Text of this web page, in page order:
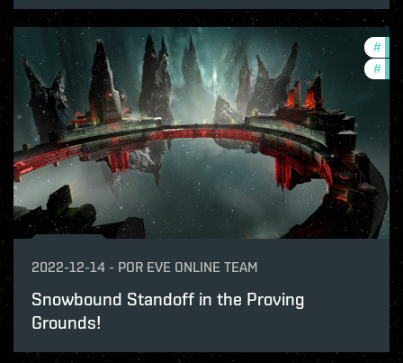
# pvp
#
2022-12-14 - POR EVE ONLINE TEAM
Snowbound Standoff in the Proving
Grounds!